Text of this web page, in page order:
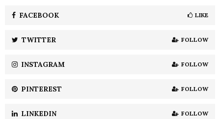
H
FACEBOOK LIKE
TWITTER FOLLOW
INSTAGRAM FOLLOW
PINTEREST FOLLOW
LINKEDIN FOLLOW